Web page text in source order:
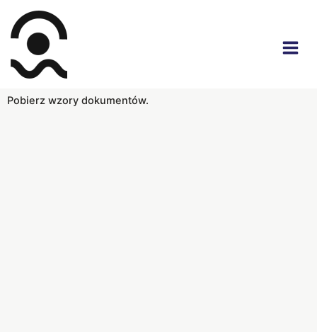
Przejdź
treści
Pobierz wzory dokumentów.